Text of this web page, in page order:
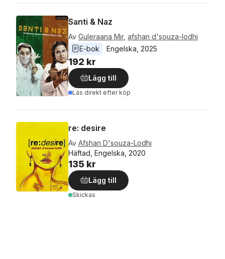
Santi & Naz
Av Guleraana Mir, afshan d'souza-lodhi
E-bok
Engelska 2025
192 kr
Lägg till
Läs direkt efter köp
re: desire
Av Afshan D'souza-Lodhi
Häftad, Engelska, 2020
135 kr
Lägg till
Skickas